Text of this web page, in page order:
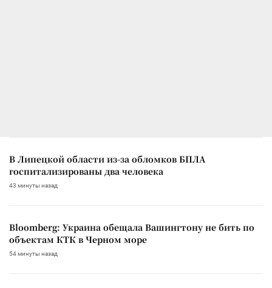
В Липецкой области из-за обломков БПЛА
госпитализированы два человека
43 минуты назад
Bloomberg: Украина обещала Вашингтону не бить по
объектам КТК в Черном море
54 минуты назад